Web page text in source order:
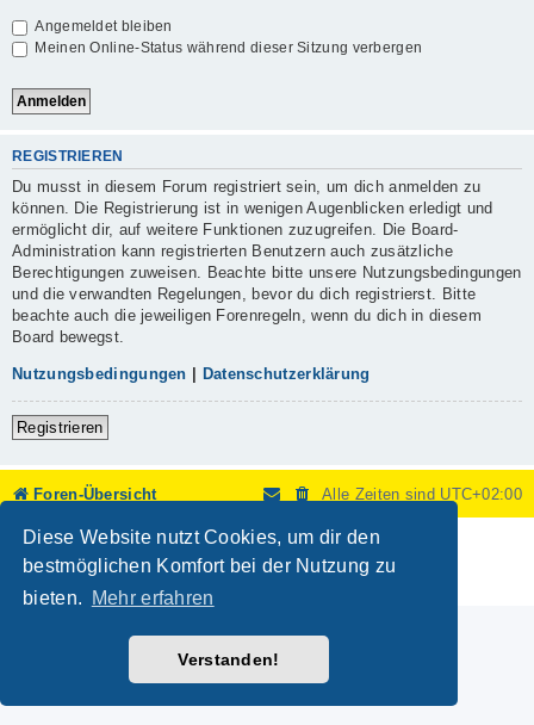
Diese Website nutzt Cookies, um dir den
bestmöglichen Komfort bei der Nutzung zu
bieten.
Mehr erfahren
Verstanden!
Angemeldet bleiben
Meinen Online-Status während dieser Sitzung verbergen
REGISTRIEREN
Du musst in diesem Forum registriert sein, um dich anmelden zu
können. Die Registrierung ist in wenigen Augenblicken erledigt und
ermöglicht dir, auf weitere Funktionen zuzugreifen. Die Board-
Administration kann registrierten Benutzern auch zusätzliche
Berechtigungen zuweisen. Beachte bitte unsere Nutzungsbedingungen
und die verwandten Regelungen, bevor du dich registrierst. Bitte
beachte auch die jeweiligen Forenregeln, wenn du dich in diesem
Board bewegst.
Nutzungsbedingungen Datenschutzerklärung
Registrieren
Foren-Übersicht Alle Zeiten sind UTC+02:00
Powered byphpBB® Forum Software © phpBB Limited
Deutsche Übersetzung durchphpBB.de